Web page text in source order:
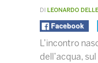
DI LEONARDO
Facebook
L’incontro
dell’acqua,